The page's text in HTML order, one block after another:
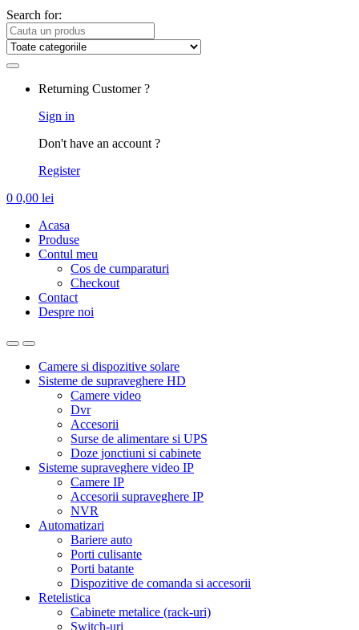
Search for:
Returning Customer ?
Sign in
Don't have an account ?
Register
0 0,00 lei
Acasa
Produse
Contul meu
Cos de cumparaturi
Checkout
Contact
Despre noi
Camere si dispozitive solare
Sisteme de supraveghere HD
Camere video
Dvr
Accesorii
Surse de alimentare si UPS
Doze jonctiuni si cabinete
Sisteme supraveghere video IP
Camere IP
Accesorii supraveghere IP
NVR
Automatizari
Bariere auto
Porti culisante
Porti batante
Dispozitive de comanda si accesorii
Retelistica
Cabinete metalice (rack-uri)
Switch-uri